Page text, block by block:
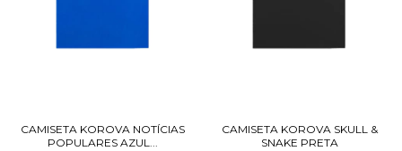
CAMISETA KOROVA NOTÍCIAS
POPULARES AZUL...
CAMISETA KOROVA SKULL &
SNAKE PRETA